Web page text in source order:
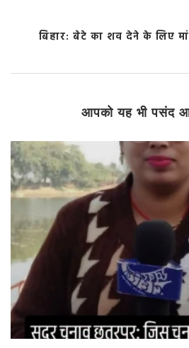
बिहार: बेटे का शव देने के लिए
आपको यह भी पसंद